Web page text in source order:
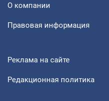
О компании
Правовая информация
Реклама на сайте
Редакционная политика